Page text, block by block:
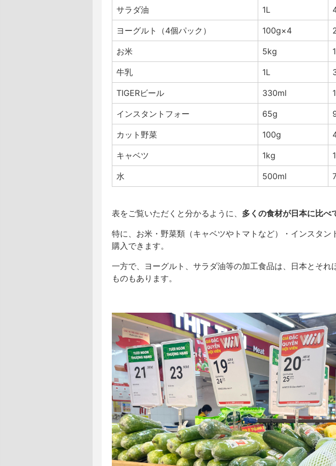
サラダ油 1L
ヨーグルト（4個パック） 100g×4
お米 5kg
牛乳 1L
TIGERビール 330ml
インスタントフォー 65g
カット野菜 100g
キャベツ 1kg
水 500ml
表をご覧いただくと分かるように、 多くの食材が日本に比べ
特に、お米・野菜類（キャベツやトマトなど）・インスタ
購入できます。
一方で、ヨーグルト、サラダ油等の加工食品は、日本とそ
ものもあります。